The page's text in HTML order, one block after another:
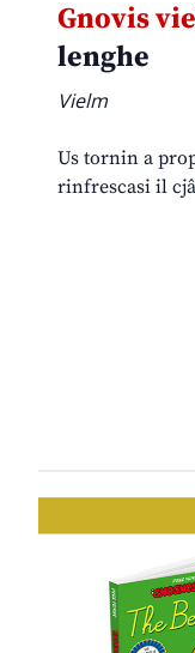
Gnovis
lenghe
Vielm
Us tornin a
rinfrescasi il